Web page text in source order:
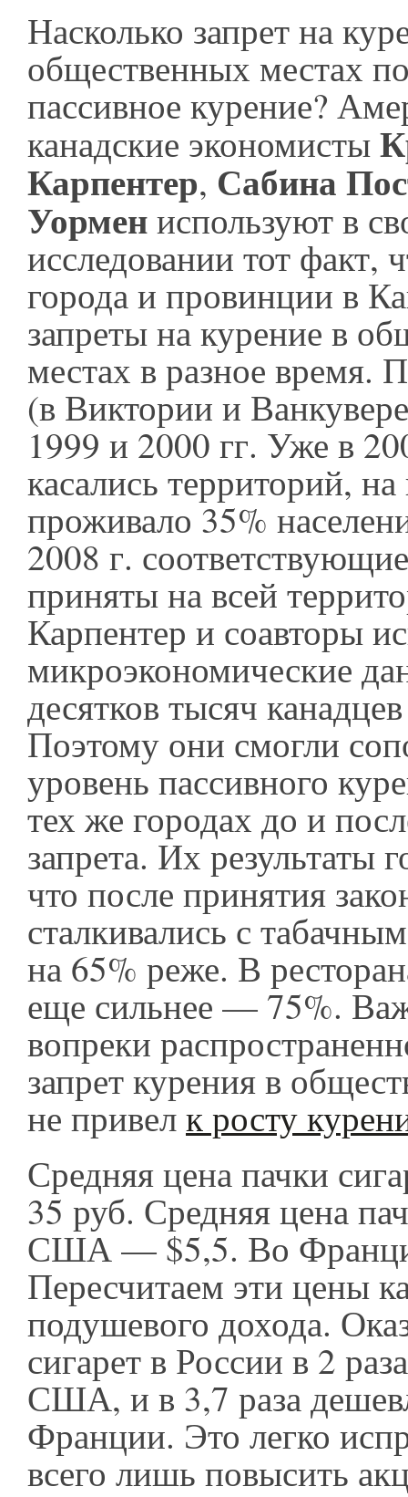
Насколько запрет на
общественных местах
пассивное курение?
канадские экономисты
Карпентер, Сабина
Уормениспользуют в
исследовании тот факт,
города и провинции в
запреты на курение в
местах в разное время.
(в Виктории и
1999 и 2000 гг. Уже в
касались территорий,
проживало 35%
2008 г.
приняты на всей
Карпентер и соавторы
микроэкономические
десятков тысяч
Поэтому они смогли
уровень пассивного
тех же городах до и
запрета. Их результаты
что после принятия
сталкивались с
на 65% реже. В
еще сильнее — 75%.
вопреки
запрет курения в
не привелк росту
Средняя цена пачки
35 руб. Средняя цена
США — $5,5. Во
Пересчитаем эти цены
подушевого дохода.
сигарет в России в 2
США, и в 3,7 раза
Франции. Это легко
всего лишь повысить